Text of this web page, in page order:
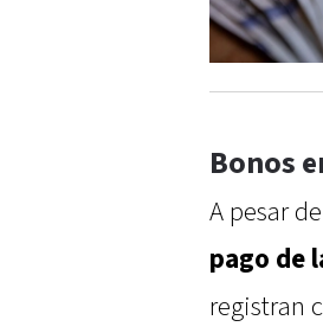
Bonos
A pesar
pago de
registran